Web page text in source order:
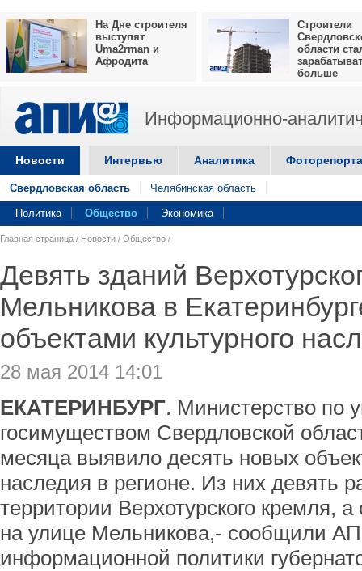
На Дне строителя
выступят
Uma2rman и
Афродита
Строители
области
больше
Информационно-
Новости Интервью Аналитика
Свердловская область Челябинская область
Политика Общество Экономика
Главная страница / Новости / Общество /
Девять зданий
Мельникова в
объектами культурного
28 мая 2014 14:01
ЕКАТЕРИНБУРГ. Министерство по
госимуществом Свердловской
месяца выявило десять новых
наследия в регионе. Из них девять
территории Верхотурского кремля,
на улице Мельникова,- сообщили
информационной политики